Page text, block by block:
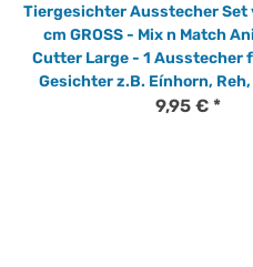
Tiergesichter Ausstecher Set
cm GROSS - Mix n Match
Cutter Large - 1 Ausstecher
Gesichter z.B. Eínhorn,
9,95 € *